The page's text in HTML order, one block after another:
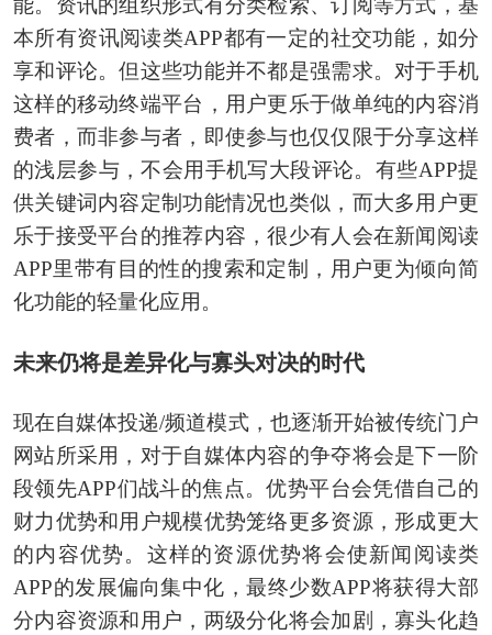
本所有资讯阅读类APP都有一定的社交功能，如分
享和评论。但这些功能并不都是强需求。对于手机
这样的移动终端平台，用户更乐于做单纯的内容消
费者，而非参与者，即使参与也仅仅限于分享这样
的浅层参与，不会用手机写大段评论。有些APP提
供关键词内容定制功能情况也类似，而大多用户更
乐于接受平台的推荐内容，很少有人会在新闻阅读
APP里带有目的性的搜索和定制，用户更为倾向简
化功能的轻量化应用。
未来仍将是差异化与寡头对决的时代
现在自媒体投递/频道模式，也逐渐开始被传统门户
网站所采用，对于自媒体内容的争夺将会是下一阶
段领先APP们战斗的焦点。优势平台会凭借自己的
财力优势和用户规模优势笼络更多资源，形成更大
的内容优势。这样的资源优势将会使新闻阅读类
APP的发展偏向集中化，最终少数APP将获得大部
分内容资源和用户，两级分化将会加剧，寡头化趋